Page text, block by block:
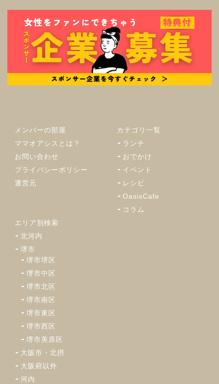
メンバーの部屋
ママオアシスとは？
お問い合わせ
プライバシーポリシー
運営元
カテゴリ一覧
ランチ
おでかけ
イベント
レシピ
OasisCafe
コラム
エリア別検索
北河内
堺市
堺市堺区
堺市中区
堺市北区
堺市南区
堺市東区
堺市西区
堺市美原区
大阪市・北摂
大阪府以外
河内